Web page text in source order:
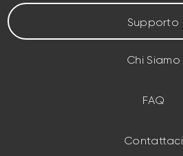
Supporto
Chi Siamo
FAQ
Contattaci